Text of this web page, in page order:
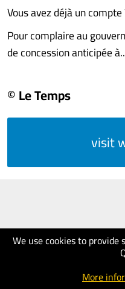
We use cookies to provide
More
Vous avez déjà un
Pour complaire au
de concession anticipée
© Le Temps
visit